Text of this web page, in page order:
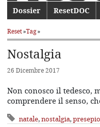
Menu
Vai al contenuto
Vai al contenuto
Dossier ResetDOC
Reset»Tag»
Nostalgia
26 Dicembre 2017
Non conosco il tedesco,
comprendere il senso,
natale,nostalgia,presepio